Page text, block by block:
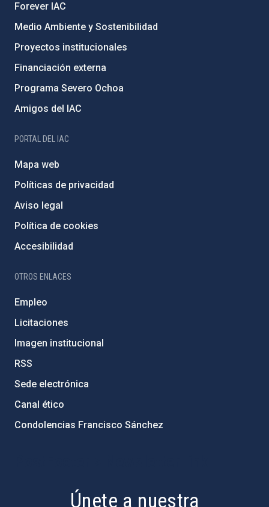
Forever IAC
Medio Ambiente y Sostenibilidad
Proyectos institucionales
Financiación externa
Programa Severo Ochoa
Amigos del IAC
PORTAL DEL IAC
Mapa web
Políticas de privacidad
Aviso legal
Política de cookies
Accesibilidad
OTROS ENLACES
Empleo
Licitaciones
Imagen institucional
RSS
Sede electrónica
Canal ético
Condolencias Francisco Sánchez
Únete a nuestra